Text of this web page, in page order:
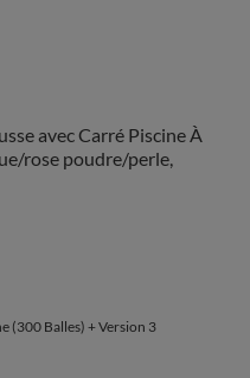
avec Carré Piscine À
rose poudre/perle,
(300 Balles) + Version 3